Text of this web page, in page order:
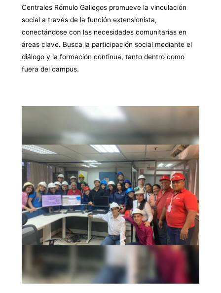
Centrales Rómulo Gallegos promueve la vinculación
social a través de la función extensionista,
conectándose con las necesidades comunitarias en
áreas clave. Busca la participación social mediante el
diálogo y la formación continua, tanto dentro como
fuera del campus.